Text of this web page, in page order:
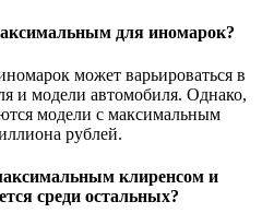
для иномарок?
может варьироваться в
и модели автомобиля. Однако,
модели с максимальным
рублей.
клиренсом и
среди остальных?